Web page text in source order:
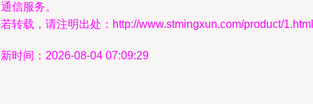
信服务。
转载，请注明出处：http://www.stmingxun.com/product/1.html
时间：2026-08-04 07:09:29